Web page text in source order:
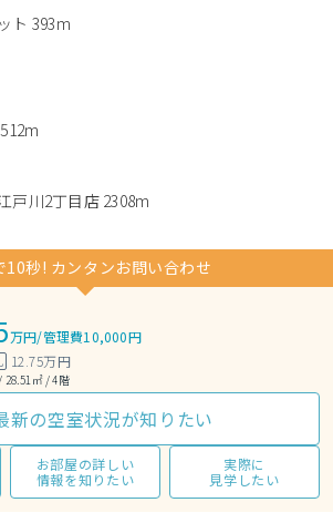
ト 393m
川2丁目店 2308m
10秒! カンタンお問い合わせ
万円/管理費10,000円
12.75万円
28.51㎡ / 4階
新の空室状況が知りたい
お部屋の詳しい
情報を知りたい
実際に
見学したい